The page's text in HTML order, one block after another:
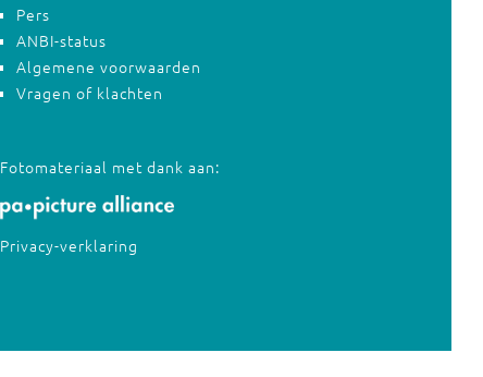
Pers
ANBI-status
Algemene voorwaarden
Vragen of klachten
Fotomateriaal met dank aan:
Privacy-verklaring